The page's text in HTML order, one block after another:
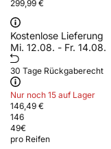
299,99 €
Kostenlose Lieferung
Mi. 12.08. - Fr. 14.08.
30 Tage Rückgaberecht
Nur noch 15 auf Lager
146,49 €
146
49€
pro Reifen